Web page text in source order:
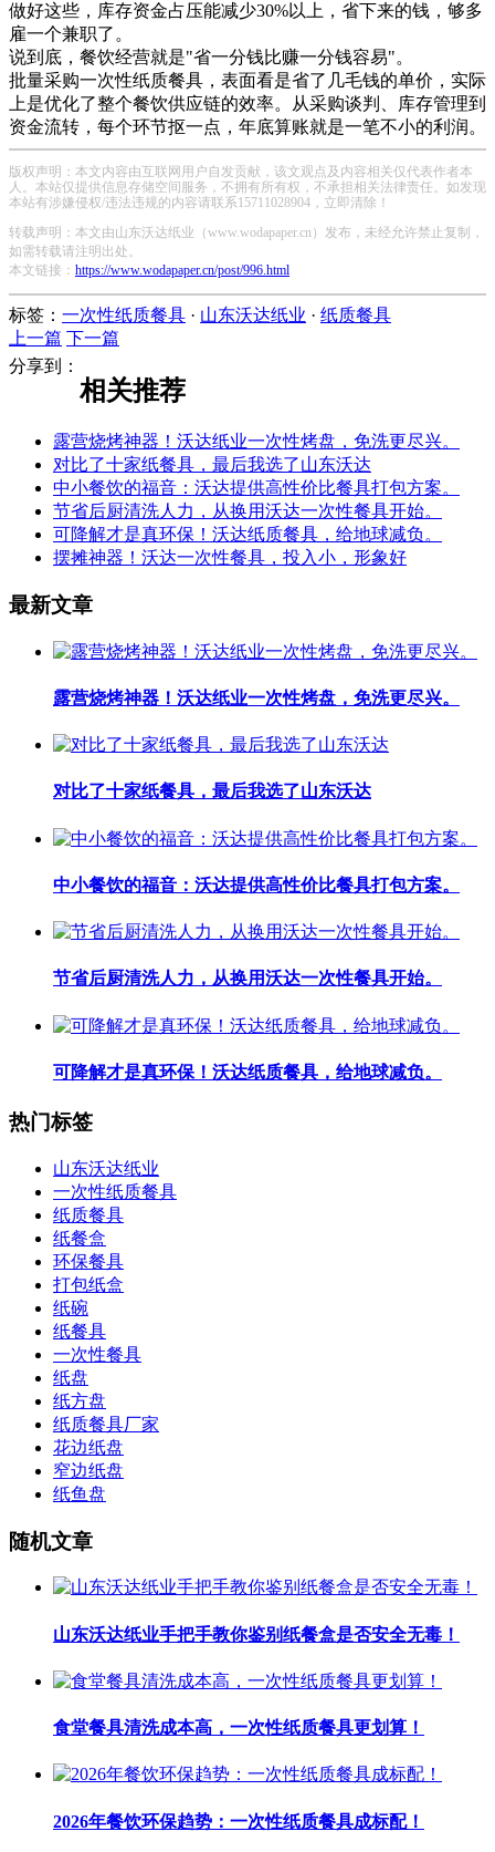
做好这些，库存资金占压能减少30%以上，省下来的钱，够多
雇一个兼职了。
说到底，餐饮经营就是"省一分钱比赚一分钱容易"。
批量采购一次性纸质餐具，表面看是省了几毛钱的单价，实际
上是优化了整个餐饮供应链的效率。从采购谈判、库存管理到
资金流转，每个环节抠一点，年底算账就是一笔不小的利润。
版权声明：本文内容由互联网用户自发贡献，该文观点及内容相关仅代表作者本
人。本站仅提供信息存储空间服务，不拥有所有权，不承担相关法律责任。如发现
本站有涉嫌侵权/违法违规的内容请联系15711028904，立即清除！
转载声明：本文由山东沃达纸业（www.wodapaper.cn）发布，未经允许禁止复制，
如需转载请注明出处。
本文链接： https://www.wodapaper.cn/post/996.html
标签： 一次性纸质餐具 · 山东沃达纸业 · 纸质餐具
上一篇 下一篇
分享到：
相关推荐
露营烧烤神器！沃达纸业一次性烤盘，免洗更尽兴。
对比了十家纸餐具，最后我选了山东沃达
中小餐饮的福音：沃达提供高性价比餐具打包方案。
节省后厨清洗人力，从换用沃达一次性餐具开始。
可降解才是真环保！沃达纸质餐具，给地球减负。
摆摊神器！沃达一次性餐具，投入小，形象好
最新文章
露营烧烤神器！沃达纸业一次性烤盘，免洗更尽兴。
对比了十家纸餐具，最后我选了山东沃达
中小餐饮的福音：沃达提供高性价比餐具打包方案。
节省后厨清洗人力，从换用沃达一次性餐具开始。
可降解才是真环保！沃达纸质餐具，给地球减负。
热门标签
山东沃达纸业
一次性纸质餐具
纸质餐具
纸餐盒
环保餐具
打包纸盒
纸碗
纸餐具
一次性餐具
纸盘
纸方盘
纸质餐具厂家
花边纸盘
窄边纸盘
纸鱼盘
随机文章
山东沃达纸业手把手教你鉴别纸餐盒是否安全无毒！
食堂餐具清洗成本高，一次性纸质餐具更划算！
2026年餐饮环保趋势：一次性纸质餐具成标配！